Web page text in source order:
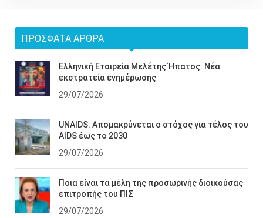
ΠΡΌΣΦΑΤΑ ΆΡΘΡΑ
Ελληνική Εταιρεία Μελέτης Ήπατος: Νέα
εκστρατεία ενημέρωσης
29/07/2026
UNAIDS: Απομακρύνεται ο στόχος για τέλος του
AIDS έως το 2030
29/07/2026
Ποια είναι τα μέλη της προσωρινής διοικούσας
επιτροπής του ΠΙΣ
29/07/2026